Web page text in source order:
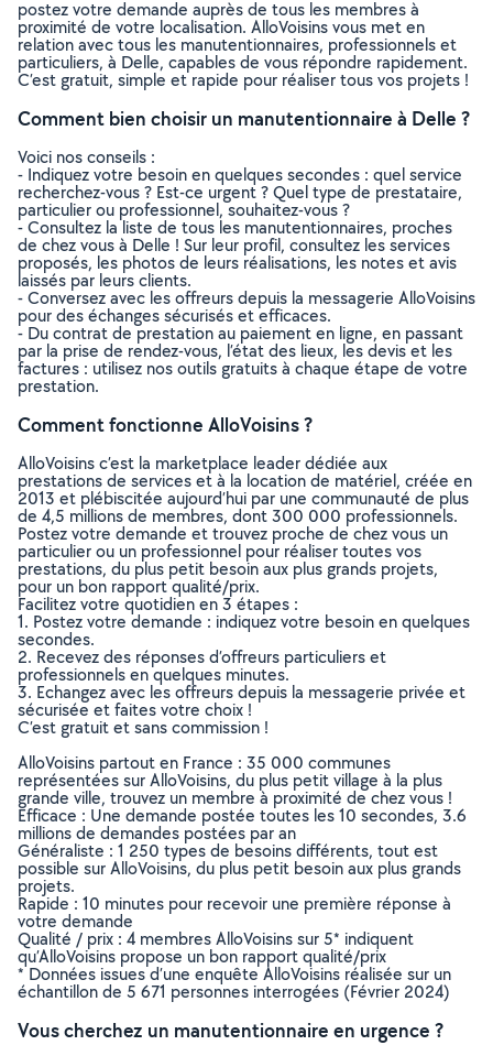
postez votre demande auprès de tous les membres à
proximité de votre localisation. AlloVoisins vous met en
relation avec tous les manutentionnaires, professionnels et
particuliers, à Delle, capables de vous répondre rapidement.
C’est gratuit, simple et rapide pour réaliser tous vos projets !
Comment bien choisir un manutentionnaire à Delle ?
Voici nos conseils :
- Indiquez votre besoin en quelques secondes : quel service
recherchez-vous ? Est-ce urgent ? Quel type de prestataire,
particulier ou professionnel, souhaitez-vous ?
- Consultez la liste de tous les manutentionnaires, proches
de chez vous à Delle ! Sur leur profil, consultez les services
proposés, les photos de leurs réalisations, les notes et avis
laissés par leurs clients.
- Conversez avec les offreurs depuis la messagerie AlloVoisins
pour des échanges sécurisés et efficaces.
- Du contrat de prestation au paiement en ligne, en passant
par la prise de rendez-vous, l’état des lieux, les devis et les
factures : utilisez nos outils gratuits à chaque étape de votre
prestation.
Comment fonctionne AlloVoisins ?
AlloVoisins c’est la marketplace leader dédiée aux
prestations de services et à la location de matériel, créée en
2013 et plébiscitée aujourd’hui par une communauté de plus
de 4,5 millions de membres, dont 300 000 professionnels.
Postez votre demande et trouvez proche de chez vous un
particulier ou un professionnel pour réaliser toutes vos
prestations, du plus petit besoin aux plus grands projets,
pour un bon rapport qualité/prix.
Facilitez votre quotidien en 3 étapes :
1. Postez votre demande : indiquez votre besoin en quelques
secondes.
2. Recevez des réponses d’offreurs particuliers et
professionnels en quelques minutes.
3. Echangez avec les offreurs depuis la messagerie privée et
sécurisée et faites votre choix !
C’est gratuit et sans commission !
AlloVoisins partout en France : 35 000 communes
représentées sur AlloVoisins, du plus petit village à la plus
grande ville, trouvez un membre à proximité de chez vous !
Efficace : Une demande postée toutes les 10 secondes, 3.6
millions de demandes postées par an
Généraliste : 1 250 types de besoins différents, tout est
possible sur AlloVoisins, du plus petit besoin aux plus grands
projets.
Rapide : 10 minutes pour recevoir une première réponse à
votre demande
Qualité / prix : 4 membres AlloVoisins sur 5* indiquent
qu’AlloVoisins propose un bon rapport qualité/prix
* Données issues d’une enquête AlloVoisins réalisée sur un
échantillon de 5 671 personnes interrogées (Février 2024)
Vous cherchez un manutentionnaire en urgence ?